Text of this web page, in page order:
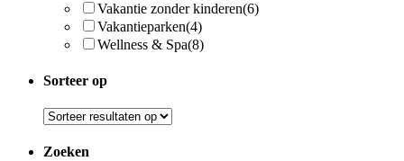
Vakantie zonder kinderen(6)
Vakantieparken(4)
Wellness & Spa(8)
Sorteer op
Zoeken